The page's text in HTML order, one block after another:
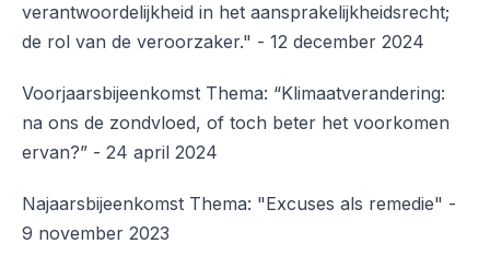
verantwoordelijkheid in het aansprakelijkheidsrecht;
de rol van de veroorzaker." - 12 december 2024
Voorjaarsbijeenkomst Thema: “Klimaatverandering:
na ons de zondvloed, of toch beter het voorkomen
ervan?” - 24 april 2024
Najaarsbijeenkomst Thema: "Excuses als remedie" -
9 november 2023